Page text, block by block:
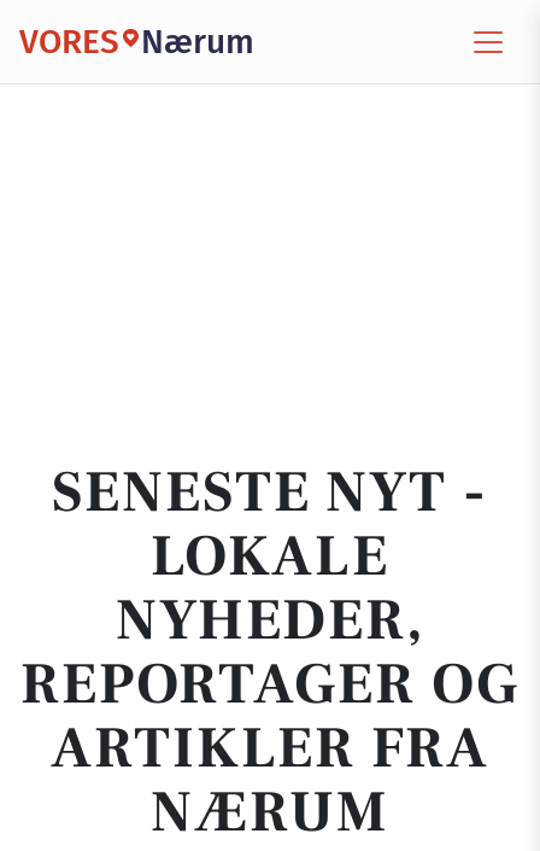
VORES Nærum
SENESTE NYT -
LOKALE
NYHEDER,
REPORTAGER OG
ARTIKLER FRA
NÆRUM